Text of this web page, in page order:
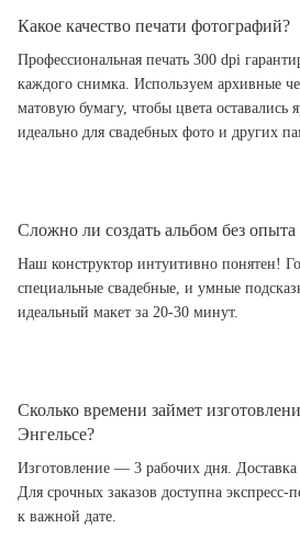
Какое качество печати фотографий?
Профессиональная печать 300 dpi
каждого снимка. Используем архивные
матовую бумагу, чтобы цвета
идеально для свадебных фото и других
Сложно ли создать альбом без опыта
Наш конструктор интуитивно понятен!
специальные свадебные, и умные
идеальный макет за 20-30 минут.
Сколько времени займет
Энгельсе?
Изготовление — 3 рабочих дня.
Для срочных заказов доступна экспресс-
к важной дате.